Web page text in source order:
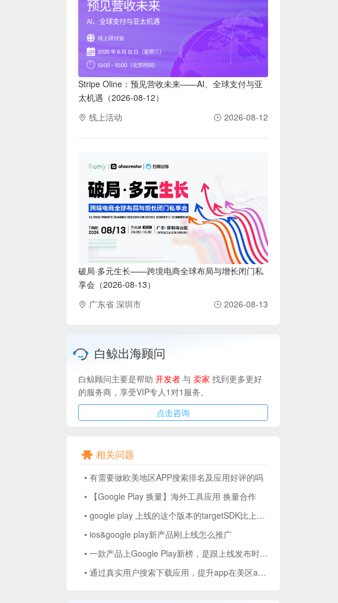
Stripe Oline：预见营收未来——AI、全球支付与亚
太机遇（2026-08-12）
线上活动
2026-08-12
破局·多元生长——跨境电商全球布局与增长闭门私
享会（2026-08-13）
广东省 深圳市
2026-08-13
白鲸出海顾问
白鲸顾问主要是帮助 开发者 与 卖家 找到更多更好
的服务商，享受VIP专人1对1服务。
点击咨询
相关问题
• 有需要做欧美地区APP搜索排名及应用好评的吗
•
【Google Play 换量】海外工具应用 换量合作
• google play 上线的这个版本的targetSDK比上一个版本低可以吗？
• ios&google play新产品刚上线怎么推广
• 一款产品上Google Play新榜，是跟上线发布时间有关？还是推广时间有关？
• 通过真实用户搜索下载应用，提升app在美区app store的应用排名